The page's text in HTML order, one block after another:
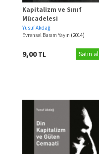
Kapitalizm ve Sınıf
Mücadelesi
Yusuf Akdağ
Evrensel Basım Yayın (2014)
9,00TL Satın al